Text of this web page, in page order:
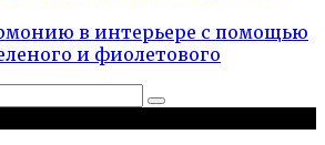
в интерьере с помощью
и фиолетового